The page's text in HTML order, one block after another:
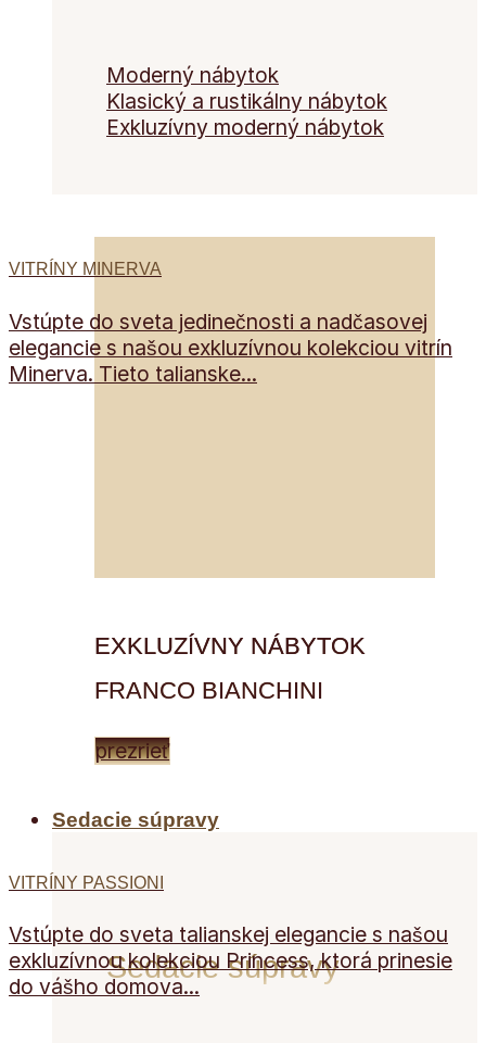
Moderný nábytok
Klasický a rustikálny nábytok
Exkluzívny moderný nábytok
EXKLUZÍVNY NÁBYTOK
FRANCO BIANCHINI
prezrieť
Sedacie súpravy
Sedacie súpravy
VITRÍNY MINERVA
Vstúpte do sveta jedinečnosti a nadčasovej
elegancie s našou exkluzívnou kolekciou vitrín
Minerva. Tieto talianske...
VITRÍNY PASSIONI
Vstúpte do sveta talianskej elegancie s našou
exkluzívnou kolekciou Princess, ktorá prinesie
do vášho domova...